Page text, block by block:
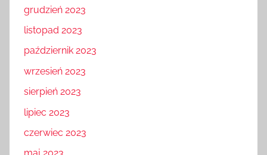
grudzień 2023
listopad 2023
październik 2023
wrzesień 2023
sierpień 2023
lipiec 2023
czerwiec 2023